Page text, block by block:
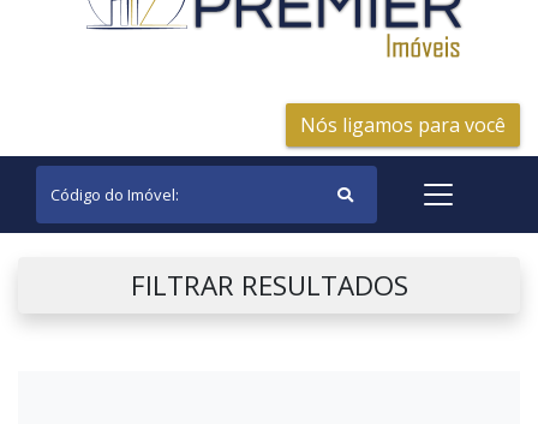
Nós ligamos para você
FILTRAR RESULTADOS